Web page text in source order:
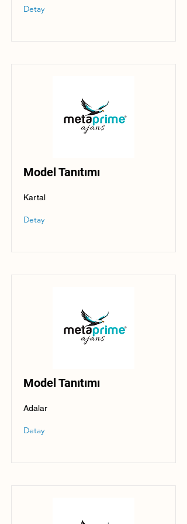
Detay
Model Tanıtımı
Kartal
Detay
Model Tanıtımı
Adalar
Detay